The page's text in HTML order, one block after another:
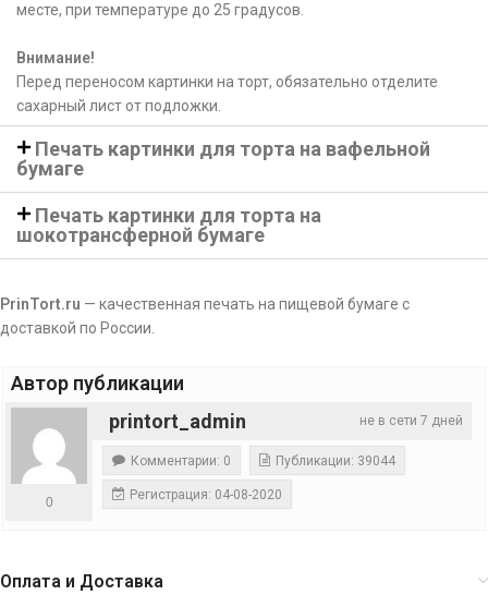
месте, при температуре до 25 градусов.
Внимание!
Перед переносом картинки на торт, обязательно отделите
сахарный лист от подложки.
Печать картинки для торта на вафельной
бумаге
Печать картинки для торта на
шокотрансферной бумаге
PrinTort.ru — качественная печать на пищевой бумаге с
доставкой по России.
Автор публикации
не в сети 7 дней
printort_admin
0
Комментарии: 0 Публикации: 39044
Регистрация: 04-08-2020
Оплата и Доставка